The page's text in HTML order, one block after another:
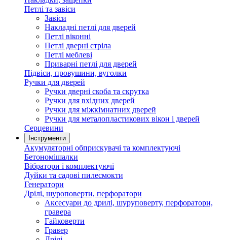
Петлі та завіси
Завіси
Накладні петлі для дверей
Петлі віконні
Петлі дверні стріла
Петлі меблеві
Приварні петлі для дверей
Підвіси, провушини, вуголки
Ручки для дверей
Ручки дверні скоба та скрутка
Ручки для вхідних дверей
Ручки для міжкімнатних дверей
Ручки для металопластикових вікон і дверей
Серцевини
Інструменти
Акумуляторні обприскувачі та комплектуючі
Бетономішалки
Вібратори і комплектуючі
Дуйки та садові пилесмокти
Генератори
Дрілі, шуроповерти, перфоратори
Аксесуари до дрилі, шуруповерту, перфоратори,
гравера
Гайковерти
Гравер